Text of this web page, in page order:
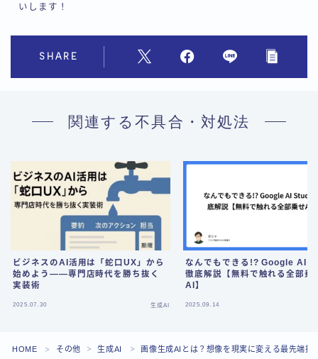
Follow Me
いします！
SHARE
関連する不具合・対処法
ビジネスのAI活用は「蛇口UX」から
始めよう——専門店時代を勝ち抜く
実装術
2025.07.30 生成AI
なんでもできる!? Google AI
徹底解説【無料で触れる全部乗
AI】
2025.09.14
HOME ＞ その他 ＞ 生成AI ＞ 画像生成AIとは？想像を現実に変える最先端技